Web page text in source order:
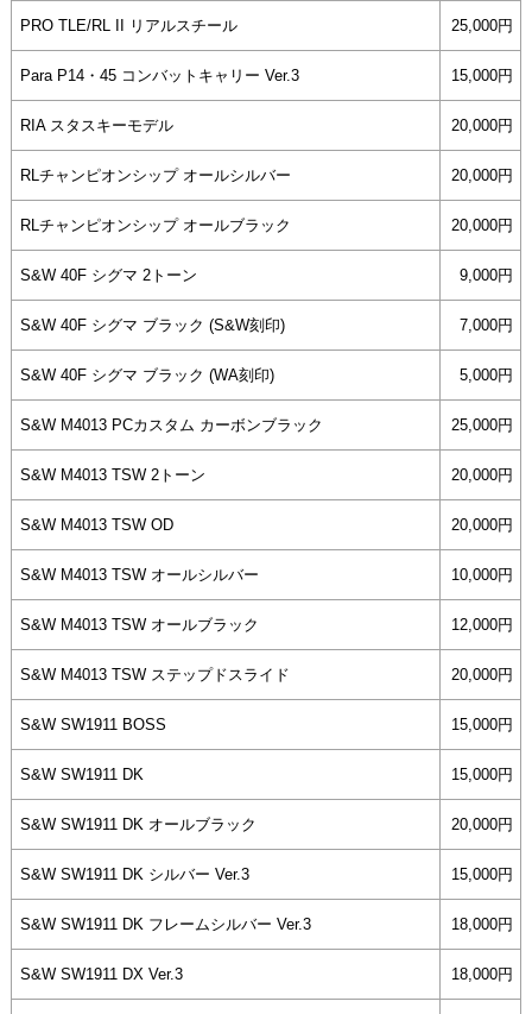
PRO TLE/RL II リアルスチール 25,000円
Para P14・45 コンバットキャリー Ver.3 15,000円
RIA スタスキーモデル 20,000円
RLチャンピオンシップ オールシルバー 20,000円
RLチャンピオンシップ オールブラック 20,000円
S&W 40F シグマ 2トーン 9,000円
S&W 40F シグマ ブラック (S&W刻印) 7,000円
S&W 40F シグマ ブラック (WA刻印) 5,000円
S&W M4013 PCカスタム カーボンブラック 25,000円
S&W M4013 TSW 2トーン 20,000円
S&W M4013 TSW OD 20,000円
S&W M4013 TSW オールシルバー 10,000円
S&W M4013 TSW オールブラック 12,000円
S&W M4013 TSW ステップドスライド 20,000円
S&W SW1911 BOSS 15,000円
S&W SW1911 DK 15,000円
S&W SW1911 DK オールブラック 20,000円
S&W SW1911 DK シルバー Ver.3 15,000円
S&W SW1911 DK フレームシルバー Ver.3 18,000円
S&W SW1911 DX Ver.3 18,000円